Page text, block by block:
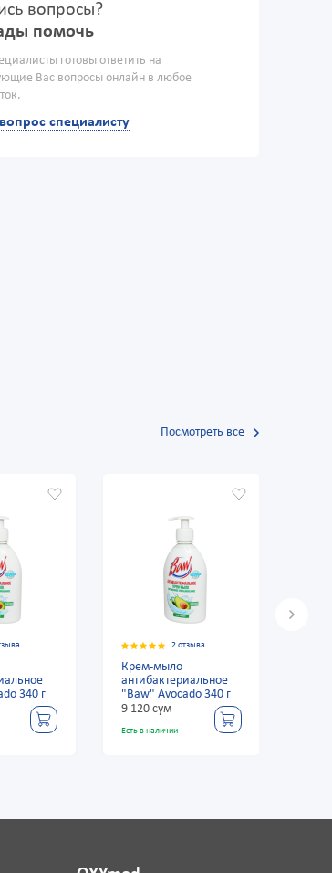
вопросы?
помочь
готовы ответить на
Вас вопросы онлайн в любое
специалисту
Посмотреть все
340 г
2 отзыва
Крем-мыло
антибактериальное
"Baw" Avocado 340 г
9 120 сум
Есть в наличии